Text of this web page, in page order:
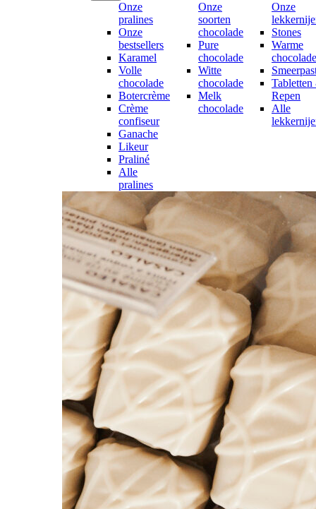
Onze
pralines
Onze
bestsellers
Karamel
Volle
chocolade
Botercrème
Crème
confiseur
Ganache
Likeur
Praliné
Alle
pralines
Onze
soorten
chocolade
Pure
chocolade
Witte
chocolade
Melk
chocolade
Onze
Stones
Warme
Repen
Alle